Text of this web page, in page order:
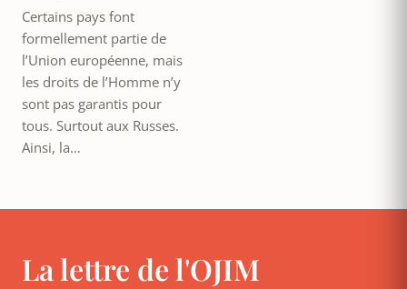
Certains pays font
formellement partie de
l’Union européenne, mais
les droits de l’Homme n’y
sont pas garantis pour
tous. Surtout aux Russes.
Ainsi, la…
La lettre de l'OJIM